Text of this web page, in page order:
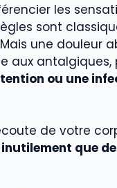
les
sont
une douleur
aux antalgiques,
ou une
de votre
que